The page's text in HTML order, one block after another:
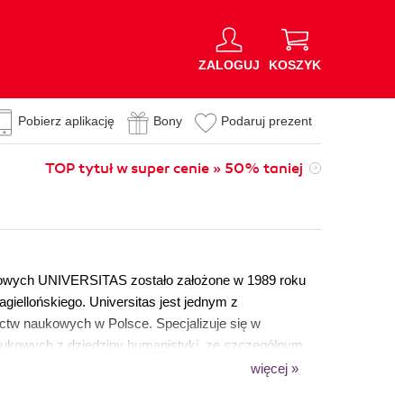
ZALOGUJ KOSZYK
Pobierz aplikację Bony Podaruj prezent
TOP tytuł w super cenie » 50% taniej
UNIVERSITAS zostało założone w 1989 roku
Universitas jest jednym z
naukowych w Polsce. Specjalizuje się w
z dziedziny humanistyki, ze szczególnym
nauki o języku. Do naszych czołowych serii
więcej »